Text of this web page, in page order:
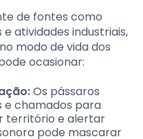
de fontes como
atividades industriais,
modo de vida dos
ocasionar:
Os pássaros
e chamados para
território e alertar
pode mascarar